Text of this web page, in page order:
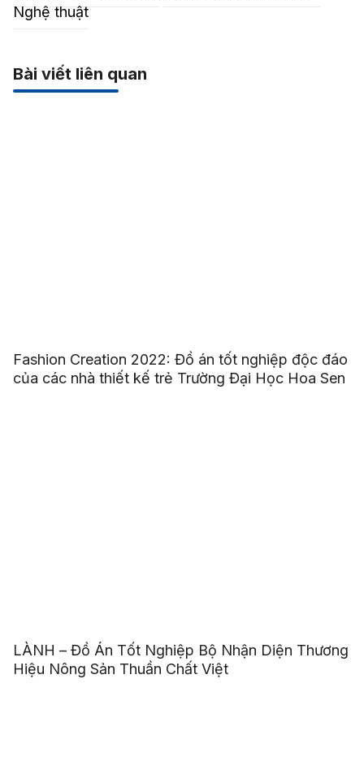
Nghệ thuật
Bài viết liên quan
Fashion Creation 2022: Đồ án tốt nghiệp độc đáo
của các nhà thiết kế trẻ Trường Đại Học Hoa Sen
LÀNH – Đồ Án Tốt Nghiệp Bộ Nhận Diện Thương
Hiệu Nông Sản Thuần Chất Việt